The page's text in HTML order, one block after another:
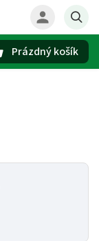
Prázdný košík